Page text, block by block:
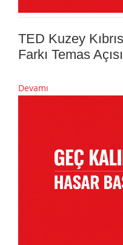
TED Kuzey
Farkı Temas
Devamı